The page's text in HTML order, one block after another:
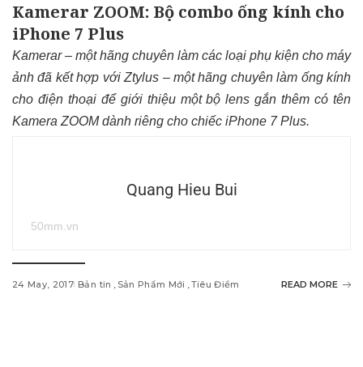
Kamerar ZOOM: Bộ combo ống kính cho
iPhone 7 Plus
Kamerar – một hãng chuyên làm các loại phụ kiện cho máy
ảnh đã kết hợp với Ztylus – một hãng chuyên làm ống kính
cho điện thoại để giới thiệu một bộ lens gắn thêm có tên
Kamera ZOOM dành riêng cho chiếc iPhone 7 Plus.
Quang Hieu Bui
50mm.vn
24 May, 2017 Bản tin Sản Phẩm Mới Tiêu Điểm READ MORE